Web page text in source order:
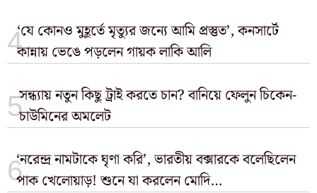
‘যে কোনও মুহূর্তে মৃত্যুর জন্যে আমি প্রস্তুত’, কনসার্টে
কান্নায় ভেঙে পড়লেন গায়ক লাকি আলি
সন্ধ্যায় নতুন কিছু ট্রাই করতে চান? বানিয়ে ফেলুন চিকেন-
চাউমিনের অমলেট
‘নরেন্দ্র নামটাকে ঘৃণা করি’, ভারতীয় বক্সারকে বলেছিলেন
পাক খেলোয়াড়! শুনে যা করলেন মোদি…